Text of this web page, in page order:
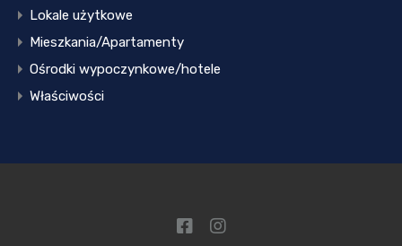
Lokale użytkowe
Mieszkania/Apartamenty
Ośrodki wypoczynkowe/hotele
Właściwości